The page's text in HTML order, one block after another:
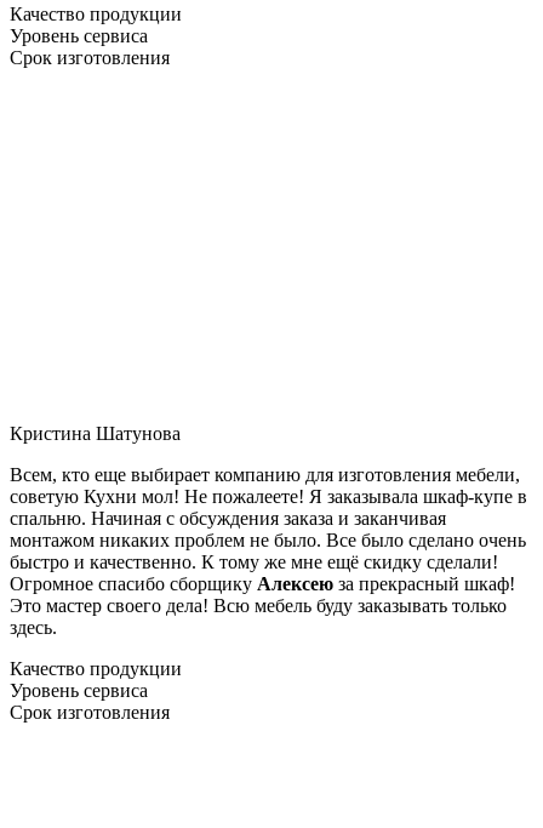
Качество продукции
Уровень сервиса
Срок изготовления
Кристина Шатунова
Всем, кто еще выбирает компанию для изготовления мебели,
советую Кухни мол! Не пожалеете! Я заказывала шкаф-купе в
спальню. Начиная с обсуждения заказа и заканчивая
монтажом никаких проблем не было. Все было сделано очень
быстро и качественно. К тому же мне ещё скидку сделали!
Огромное спасибо сборщику Алексею за прекрасный шкаф!
Это мастер своего дела! Всю мебель буду заказывать только
здесь.
Качество продукции
Уровень сервиса
Срок изготовления